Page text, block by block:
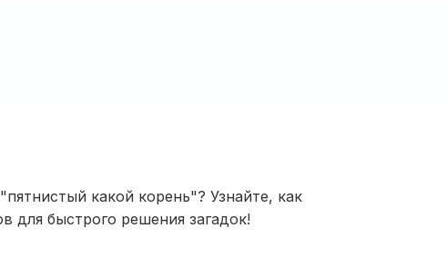
какой корень"? Узнайте, как
для быстрого решения загадок!